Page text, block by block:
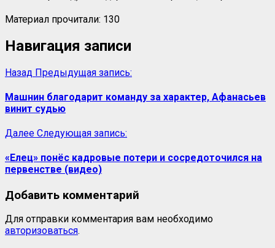
Материал прочитали: 130
Навигация записи
Назад Предыдущая запись:
Машнин благодарит команду за характер, Афанасьев
винит судью
Далее Следующая запись:
«Елец» понёс кадровые потери и сосредоточился на
первенстве (видео)
Добавить комментарий
Для отправки комментария вам необходимо
авторизоваться.